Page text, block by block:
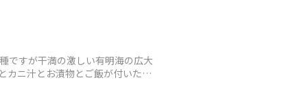
ですが干満の激しい有明海の広大
カニ汁とお漬物とご飯が付いた贅